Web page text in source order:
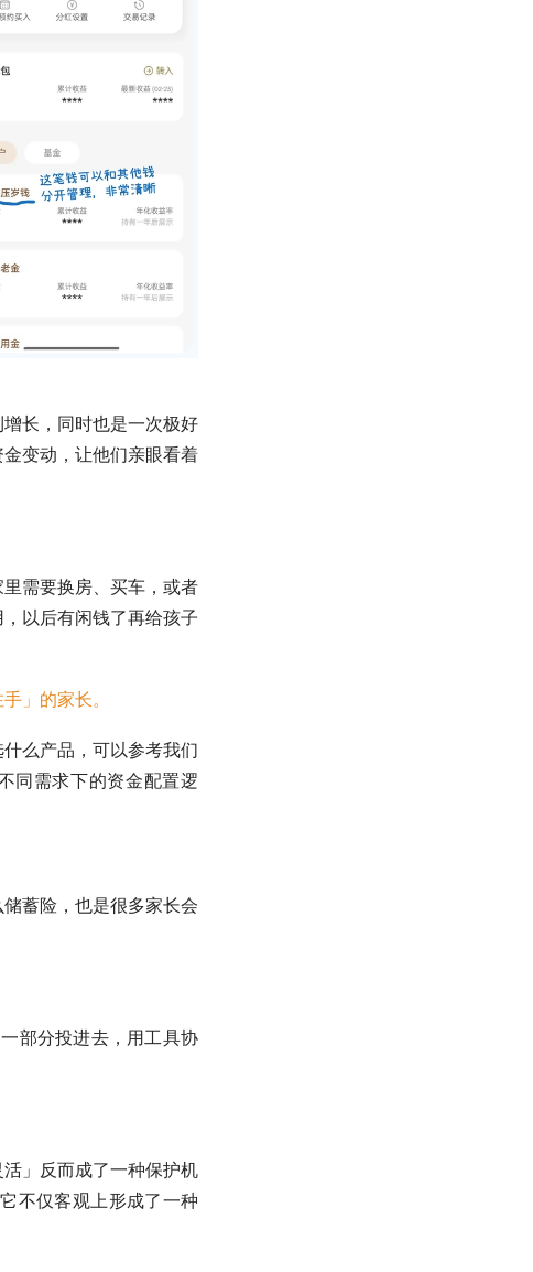
长，同时也是一次极好
变动，让他们亲眼看着
需要换房、买车，或者
，以后有闲钱了再给孩子
」的家长。
么产品，可以参考我们
同需求下的资金配置逻
蓄险，也是很多家长会
部分投进去，用工具协
」反而成了一种保护机
不仅客观上形成了一种